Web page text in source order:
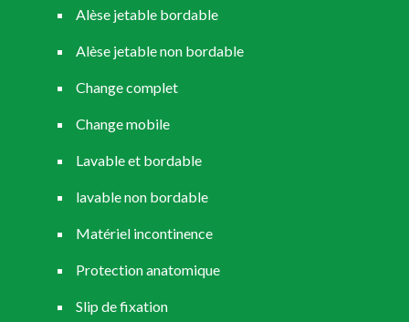
Alèse jetable bordable
Alèse jetable non bordable
Change complet
Change mobile
Lavable et bordable
lavable non bordable
Matériel incontinence
Protection anatomique
Slip de fixation